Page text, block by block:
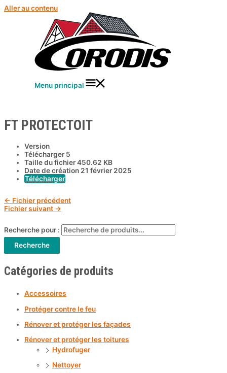
Aller au contenu
Menu principal
FT PROTECTOIT
Version
Télécharger 5
Taille du fichier450.62 KB
Date de création 21 février 2025
Télécharger
← Fichier précédent
Fichier suivant →
Recherche pour :
Recherche
Catégories de produits
Accessoires
Protéger contre le feu
Rénover et protéger les façades
Rénover et protéger les toitures
Hydrofuger
Nettoyer